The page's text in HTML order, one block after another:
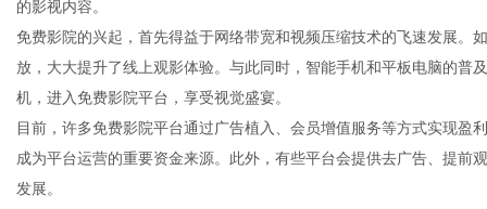
的影视内容。
免费影院的兴起，首先得益于网络带宽和视频压缩技术的飞速发展。
放，大大提升了线上观影体验。与此同时，智能手机和平板电脑的普
机，进入免费影院平台，享受视觉盛宴。
目前，许多免费影院平台通过广告植入、会员增值服务等方式实现盈
成为平台运营的重要资金来源。此外，有些平台会提供去广告、提前
发展。